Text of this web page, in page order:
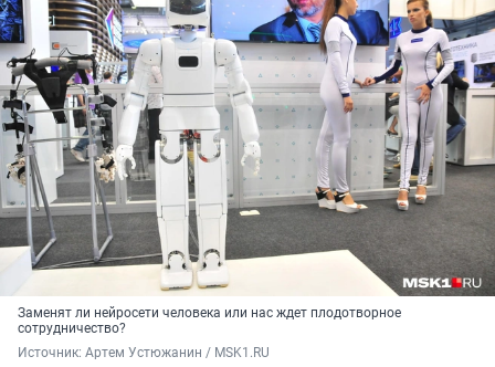
Заменят ли нейросети человека или нас ждет плодотворное
сотрудничество?
Источник: Артем Устюжанин / MSK1.RU